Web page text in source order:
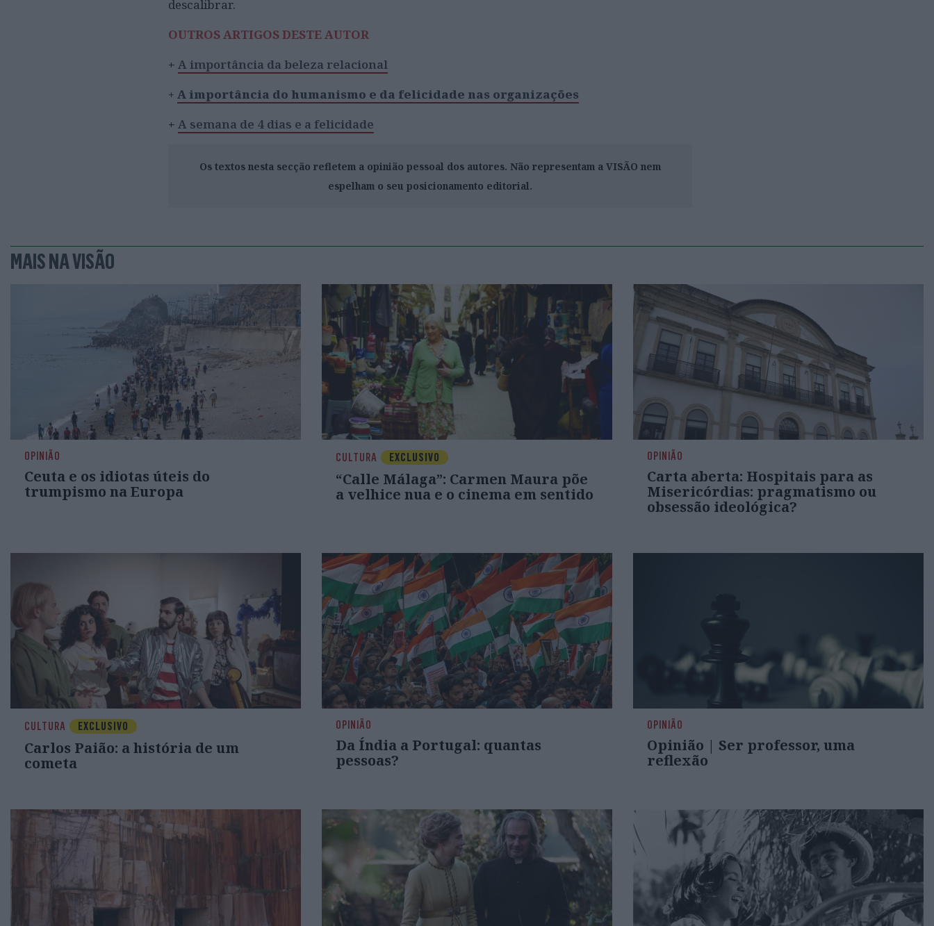
descalibrar.
OUTROS ARTIGOS DESTE AUTOR
+ A importância da beleza relacional
+ A importância do humanismo e da felicidade nas organizações
+ A semana de 4 dias e a felicidade
Os textos nesta secção refletem a opinião pessoal dos autores. Não representam a VISÃO nem
espelham o seu posicionamento editorial.
MAIS NA VISÃO
OPINIÃO
Ceuta e os idiotas úteis do
trumpismo na Europa
CULTURA EXCLUSIVO
“Calle Málaga”: Carmen Maura põe
a velhice nua e o cinema em sentido
OPINIÃO
Carta aberta: Hospitais para as
Misericórdias: pragmatismo ou
obsessão ideológica?
CULTURA EXCLUSIVO
Carlos Paião: a história de um
cometa
OPINIÃO
Da Índia a Portugal: quantas
pessoas?
OPINIÃO
Opinião | Ser professor, uma
reflexão